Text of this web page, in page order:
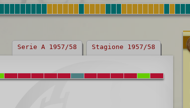
Serie A 1957/58 Stagione 1957/58